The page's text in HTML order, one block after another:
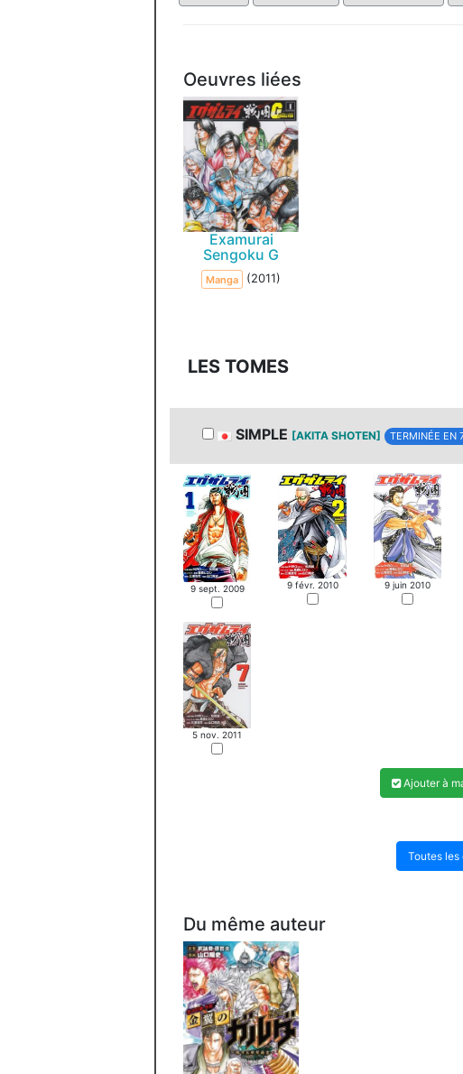
Oeuvres liées
Examurai
Sengoku G
Manga (2011)
LES TOMES
SIMPLE [AKITA SHOTEN] TERMINÉE EN
9 sept. 2009 9 févr. 2010 9 juin 2010
5 nov. 2011
Ajouter à
Toutes les
Du même auteur